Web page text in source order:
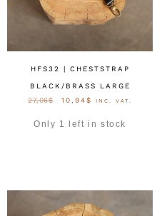
HFS32 | CHESTSTRAP
BLACK/BRASS LARGE
27,06$ 10,94$ INC. VAT.
Only 1 left in stock